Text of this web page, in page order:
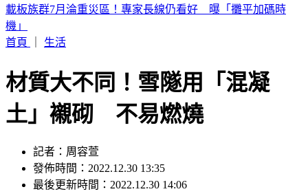
劉亞仁「男男私密照」外流！高調索吻告白 韓網震撼：新男
友？
首頁
生活
材質大不同！雪隧用「混凝
土」襯砌 不易燃燒
記者：周容萱
發佈時間：2022.12.30 13:35
最後更新時間：2022.12.30 14:06